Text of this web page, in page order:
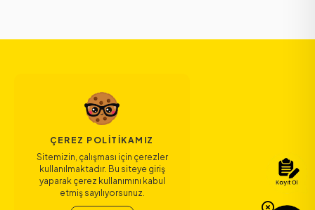
ÇEREZ POLITIKAMIZ
Sitemizin, çalışması için çerezler
kullanılmaktadır. Bu siteye giriş
yaparak çerez kullanımını kabul
etmiş sayılıyorsunuz.